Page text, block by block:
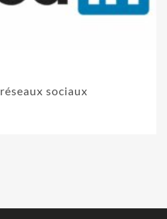
sociaux